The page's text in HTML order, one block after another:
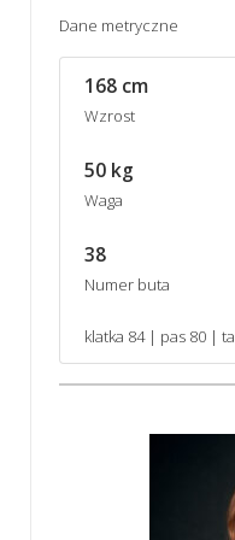
Dane metryczne
168 cm
Wzrost
50 kg
Waga
38
Numer buta
klatka 84 | pas 80 |